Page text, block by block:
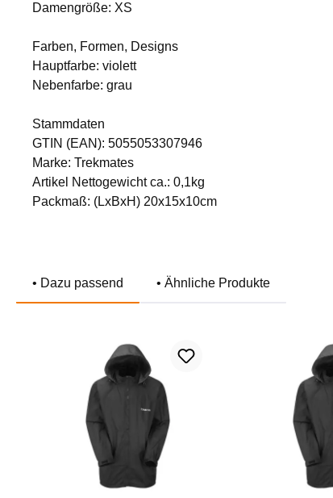
Damengröße: XS
Farben, Formen, Designs
Hauptfarbe: violett
Nebenfarbe: grau
Stammdaten
GTIN (EAN): 5055053307946
Marke: Trekmates
Artikel Nettogewicht ca.: 0,1kg
Packmaß: (LxBxH) 20x15x10cm
• Dazu passend • Ähnliche Produkte